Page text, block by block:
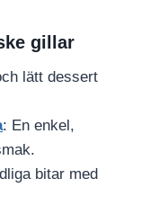
gillar
lätt dessert
: En enkel,
bitar med